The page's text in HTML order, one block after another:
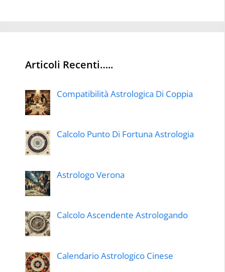
Articoli Recenti…..
Compatibilità Astrologica Di Coppia
Calcolo Punto Di Fortuna Astrologia
Astrologo Verona
Calcolo Ascendente Astrologando
Calendario Astrologico Cinese